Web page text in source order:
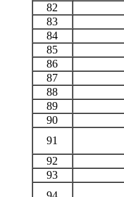
82
83
84
85
86
87
88
89
90
91
92
93